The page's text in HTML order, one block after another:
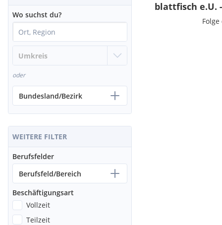
Wo suchst du?
oder
Bundesland/Bezirk
WEITERE FILTER
Berufsfelder
Berufsfeld/Bereich
Beschäftigungsart
Vollzeit
Teilzeit
blattfisch e.U.